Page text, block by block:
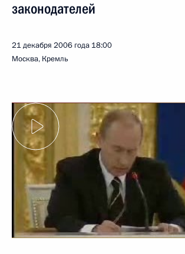
законодателей
21 декабря 2006 года 18:00
Москва, Кремль